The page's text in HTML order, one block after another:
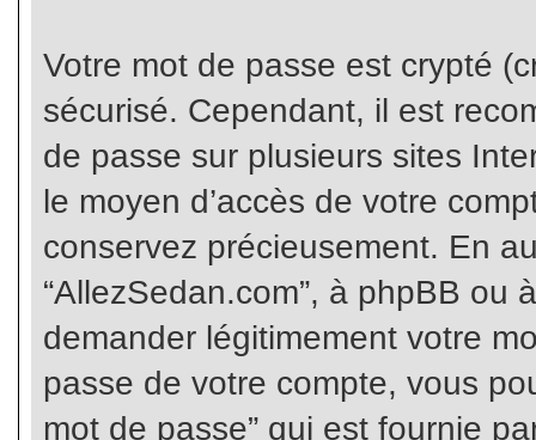
Votre mot de passe est crypté
sécurisé. Cependant, il est
de passe sur plusieurs sites
le moyen d’accès de votre
conservez précieusement. En
“AllezSedan.com”, à phpBB ou
demander légitimement votre
passe de votre compte, vous
mot de passe” qui est fournie